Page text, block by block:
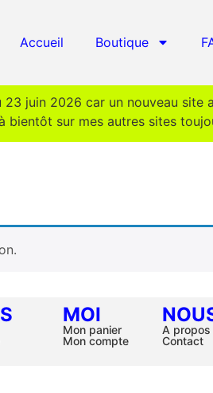
Accueil Boutique
23 juin 2026 car un nouveau site
bientôt sur mes autres sites
MOI
Mon panier
Mon compte
A propos
Contact